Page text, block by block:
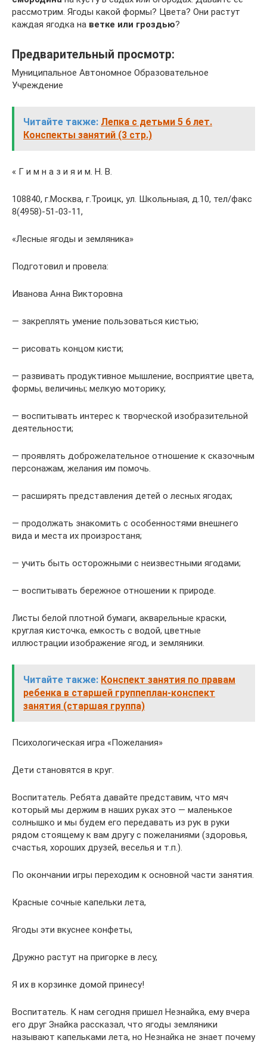
рассмотрим. Ягоды какой формы? Цвета? Они растут
каждая ягодка на ветке или гроздью?
Предварительный просмотр:
Муниципальное Автономное Образовательное
Учреждение
Читайте также: Лепка с детьми 5 6 лет.
Конспекты занятий (3 стр.)
« Г и м н а з и я и м. Н. В.
108840, г.Москва, г.Троицк, ул. Школьныая, д.10, тел/факс
8(4958)-51-03-11,
«Лесные ягоды и земляника»
Подготовил и провела:
Иванова Анна Викторовна
— закреплять умение пользоваться кистью;
— рисовать концом кисти;
— развивать продуктивное мышление, восприятие цвета,
формы, величины; мелкую моторику;
— воспитывать интерес к творческой изобразительной
деятельности;
— проявлять доброжелательное отношение к сказочным
персонажам, желания им помочь.
— расширять представления детей о лесных ягодах;
— продолжать знакомить с особенностями внешнего
вида и места их произростаня;
— учить быть осторожными с неизвестными ягодами;
— воспитывать бережное отношении к природе.
Листы белой плотной бумаги, акварельные краски,
круглая кисточка, емкость с водой, цветные
иллюстрации изображение ягод, и земляники.
Читайте также: Конспект занятия по правам
ребенка в старшей группеплан-конспект
занятия (старшая группа)
Психологическая игра «Пожелания»
Дети становятся в круг.
Воспитатель. Ребята давайте представим, что мяч
который мы держим в наших руках это — маленькое
солнышко и мы будем его передавать из рук в руки
рядом стоящему к вам другу с пожеланиями (здоровья,
счастья, хороших друзей, веселья и т.п.).
По окончании игры переходим к основной части занятия.
Красные сочные капельки лета,
Ягоды эти вкуснее конфеты,
Дружно растут на пригорке в лесу,
Я их в корзинке домой принесу!
Воспитатель. К нам сегодня пришел Незнайка, ему вчера
его друг Знайка рассказал, что ягоды земляники
называют капельками лета, но Незнайка не знает почему